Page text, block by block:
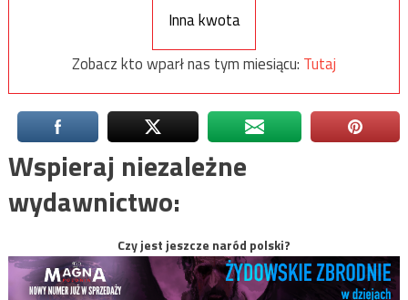
Inna kwota
Zobacz kto wparł nas tym miesiącu: Tutaj
Wspieraj niezależne
wydawnictwo:
Czy jest jeszcze naród polski?